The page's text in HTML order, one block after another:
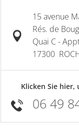
15 avenue
Rés. de
Quai C -
17300
Klicken Sie hier,
06 49